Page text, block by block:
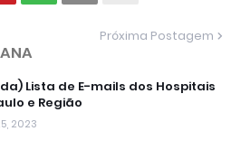
Próxima Postagem
Lista de E-mails dos Hospitais
e Região
2023